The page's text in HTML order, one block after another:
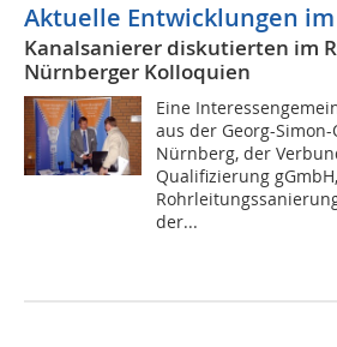
Aktuelle Entwicklungen
Kanalsanierer diskutierten im
Nürnberger Kolloquien
Eine
aus der Georg-
Nürnberg, der
Qualifizierung
der...